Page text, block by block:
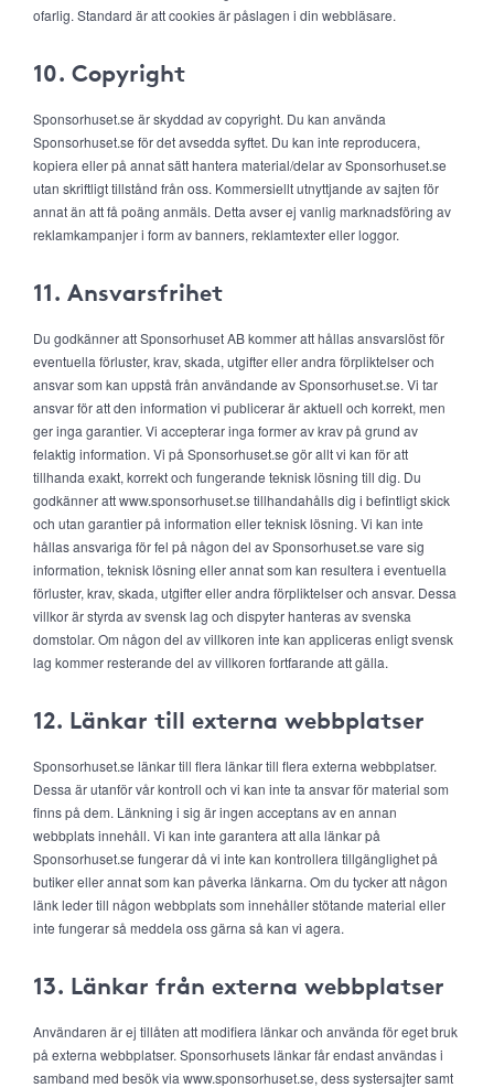
ofarlig. Standard är att cookies är påslagen i din webbläsare.
10. Copyright
Sponsorhuset.se är skyddad av copyright. Du kan använda
Sponsorhuset.se för det avsedda syftet. Du kan inte reproducera,
kopiera eller på annat sätt hantera material/delar av Sponsorhuset.se
utan skriftligt tillstånd från oss. Kommersiellt utnyttjande av sajten för
annat än att få poäng anmäls. Detta avser ej vanlig marknadsföring av
reklamkampanjer i form av banners, reklamtexter eller loggor.
11. Ansvarsfrihet
Du godkänner att Sponsorhuset AB kommer att hållas ansvarslöst för
eventuella förluster, krav, skada, utgifter eller andra förpliktelser och
ansvar som kan uppstå från användande av Sponsorhuset.se. Vi tar
ansvar för att den information vi publicerar är aktuell och korrekt, men
ger inga garantier. Vi accepterar inga former av krav på grund av
felaktig information. Vi på Sponsorhuset.se gör allt vi kan för att
tillhanda exakt, korrekt och fungerande teknisk lösning till dig. Du
godkänner att www.sponsorhuset.se tillhandahålls dig i befintligt skick
och utan garantier på information eller teknisk lösning. Vi kan inte
hållas ansvariga för fel på någon del av Sponsorhuset.se vare sig
information, teknisk lösning eller annat som kan resultera i eventuella
förluster, krav, skada, utgifter eller andra förpliktelser och ansvar. Dessa
villkor är styrda av svensk lag och dispyter hanteras av svenska
domstolar. Om någon del av villkoren inte kan appliceras enligt svensk
lag kommer resterande del av villkoren fortfarande att gälla.
12. Länkar till externa webbplatser
Sponsorhuset.se länkar till flera länkar till flera externa webbplatser.
Dessa är utanför vår kontroll och vi kan inte ta ansvar för material som
finns på dem. Länkning i sig är ingen acceptans av en annan
webbplats innehåll. Vi kan inte garantera att alla länkar på
Sponsorhuset.se fungerar då vi inte kan kontrollera tillgänglighet på
butiker eller annat som kan påverka länkarna. Om du tycker att någon
länk leder till någon webbplats som innehåller stötande material eller
inte fungerar så meddela oss gärna så kan vi agera.
13. Länkar från externa webbplatser
Användaren är ej tillåten att modifiera länkar och använda för eget bruk
på externa webbplatser. Sponsorhusets länkar får endast användas i
samband med besök via www.sponsorhuset.se, dess systersajter samt